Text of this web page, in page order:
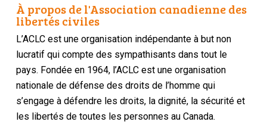
À propos de l'Association canadienne des
libertés civiles
L’ACLC est une organisation indépendante à but non
lucratif qui compte des sympathisants dans tout le
pays. Fondée en 1964, l’ACLC est une organisation
nationale de défense des droits de l’homme qui
s’engage à défendre les droits, la dignité, la sécurité et
les libertés de toutes les personnes au Canada.